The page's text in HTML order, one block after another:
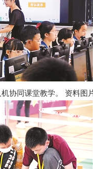
协同课堂教学。 资料图